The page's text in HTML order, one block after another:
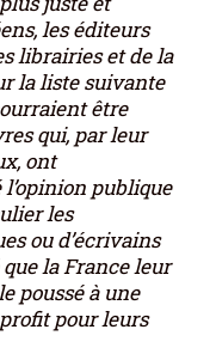
les éditeurs
librairies et de la
la liste suivante
être
qui, par leur
ont
publique
les
ou d’écrivains
la France leur
poussé à une
pour leurs